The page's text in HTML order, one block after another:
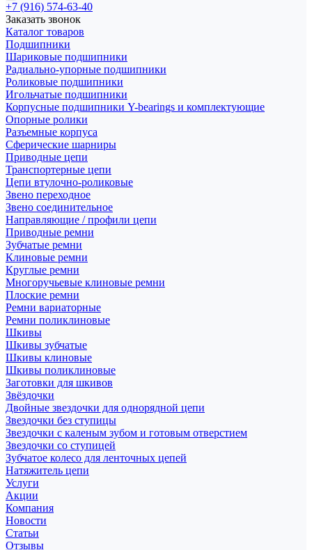
+7 (916) 574-63-40
Заказать звонок
Каталог товаров
Подшипники
Шариковые подшипники
Радиально-упорные подшипники
Роликовые подшипники
Игольчатые подшипники
Корпусные подшипники Y-bearings и комплектующие
Опорные ролики
Разъемные корпуса
Сферические шарниры
Приводные цепи
Транспортерные цепи
Цепи втулочно-роликовые
Звено переходное
Звено соединительное
Направляющие / профили цепи
Приводные ремни
Зубчатые ремни
Клиновые ремни
Круглые ремни
Многоручьевые клиновые ремни
Плоские ремни
Ремни вариаторные
Ремни поликлиновые
Шкивы
Шкивы зубчатые
Шкивы клиновые
Шкивы поликлиновые
Заготовки для шкивов
Звёздочки
Двойные звездочки для однорядной цепи
Звездочки без ступицы
Звездочки с каленым зубом и готовым отверстием
Звездочки со ступицей
Зубчатое колесо для ленточных цепей
Натяжитель цепи
Услуги
Акции
Компания
Новости
Статьи
Отзывы